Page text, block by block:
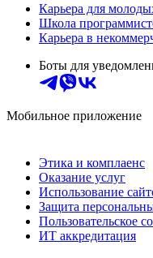
Карьера для
Школа
Карьера в
Боты для
Мобильное приложение
Этика и комплаенс
Оказание услуг
Использование
Защита
Пользовательское
ИТ аккредитация